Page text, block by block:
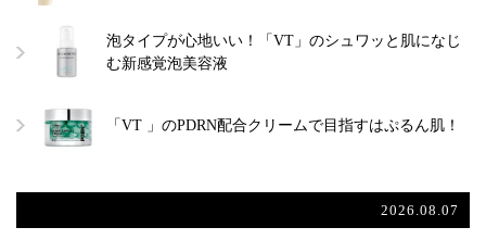
泡タイプが心地いい！「VT」のシュワッと肌になじ
む新感覚泡美容液
「VT 」のPDRN配合クリームで目指すはぷるん肌！
2026.08.07